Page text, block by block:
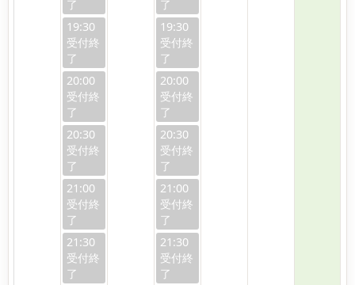
19:30
20:00
20:30
21:00
21:30
19:30
20:00
20:30
21:00
21:30